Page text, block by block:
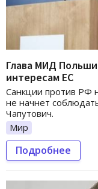
Глава МИД
интересам ЕС
Санкции против РФ
не начнет
Чапутович.
Мир
Подробнее